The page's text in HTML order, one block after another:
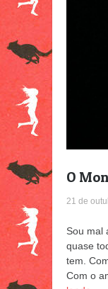
O
21 de
Sou mal
quase
tem.
Com o